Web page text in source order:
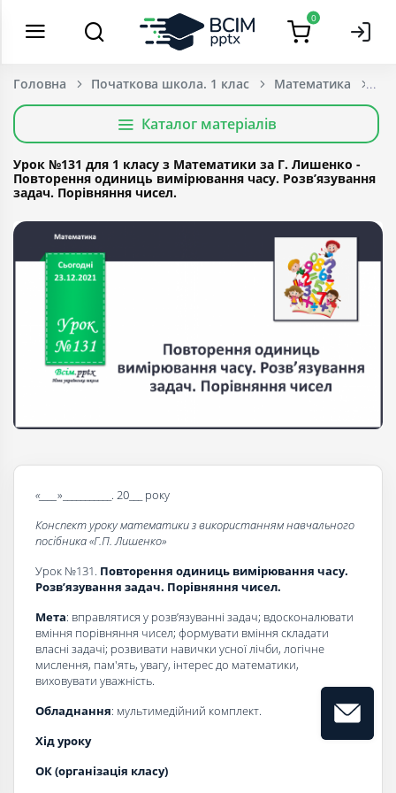
0
Головна Початкова школа. 1 клас Математика
Каталог матеріалів
Урок №131 для 1 класу з Математики за Г. Лишенко -
Повторення одиниць вимірювання часу. Розв’язування
задач. Порівняння чисел.
«____ »___________. 20___ року
Конспект уроку математики з використанням навчального
посібника «Г.П. Лишенко»
Урок №131. Повторення одиниць вимірювання часу.
Розв’язування задач. Порівняння чисел.
Мета: вправлятися у розв’язуванні задач; вдосконалювати
вміння порівняння чисел; формувати вміння складати
власні задачі; розвивати навички усної лічби, логічне
мислення, пам'ять, увагу, інтерес до математики,
виховувати уважність.
Обладнання: мультимедійний комплект.
Хід уроку
ОК (організація класу)